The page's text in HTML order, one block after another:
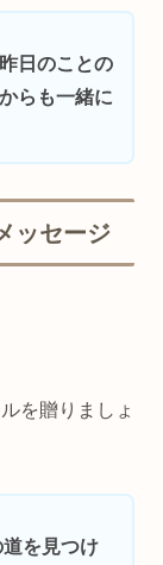
日のことの
らも一緒に
ッセージ
を贈りましょ
道を見つけ